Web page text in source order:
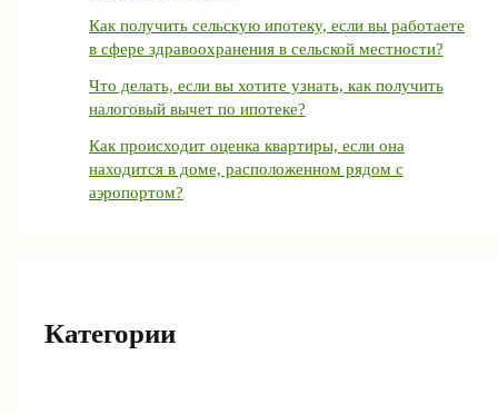
Как получить сельскую ипотеку, если вы работаете
в сфере здравоохранения в сельской местности?
Что делать, если вы хотите узнать, как получить
налоговый вычет по ипотеке?
Как происходит оценка квартиры, если она
находится в доме, расположенном рядом с
аэропортом?
Категории